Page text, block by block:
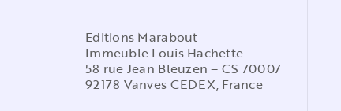
Editions Marabout
Immeuble Louis Hachette
58 rue Jean Bleuzen – CS 70007
92178 Vanves CEDEX, France